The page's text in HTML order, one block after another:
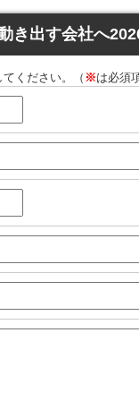
き出す会社へ
ください。（ ※は必須